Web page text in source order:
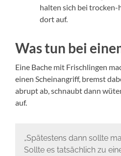
halten sich bei
dort auf.
Was tun bei
Eine Bache mit Frischlingen
einen Scheinangriff, bremst
abrupt ab, schnaubt dann
auf.
„Spätestens dann sollte
Sollte es tatsächlich zu